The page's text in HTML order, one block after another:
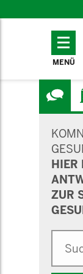
TECHNISCHES
MENÜ
HIER
ZUR